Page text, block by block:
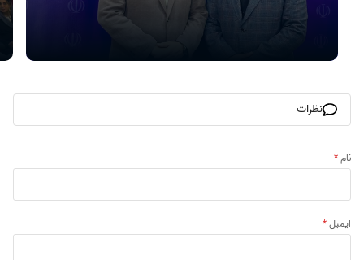
نظرات
نام*
ایمیل*